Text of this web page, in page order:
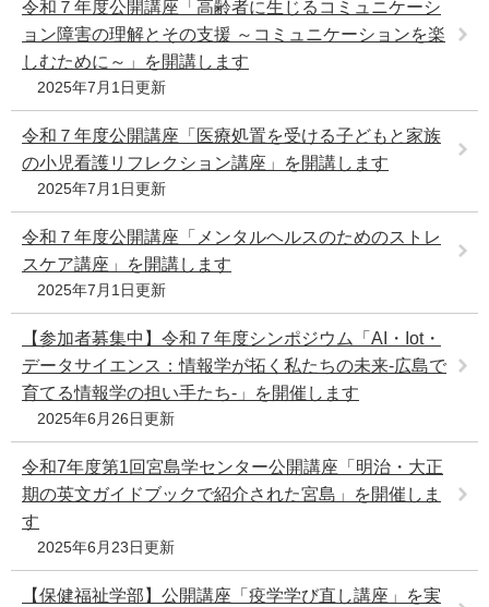
令和７年度公開講座「高齢者に生じるコミュニケーシ
ョン障害の理解とその支援 ～コミュニケーションを楽
しむために～」を開講します
2025年7月1日更新
令和７年度公開講座「医療処置を受ける子どもと家族
の小児看護リフレクション講座」を開講します
2025年7月1日更新
令和７年度公開講座「メンタルヘルスのためのストレ
スケア講座」を開講します
2025年7月1日更新
【参加者募集中】令和７年度シンポジウム「AI・Iot・
データサイエンス：情報学が拓く私たちの未来-広島で
育てる情報学の担い手たち-」を開催します
2025年6月26日更新
令和7年度第1回宮島学センター公開講座「明治・大正
期の英文ガイドブックで紹介された宮島」を開催しま
す
2025年6月23日更新
【保健福祉学部】公開講座「疫学学び直し講座」を実